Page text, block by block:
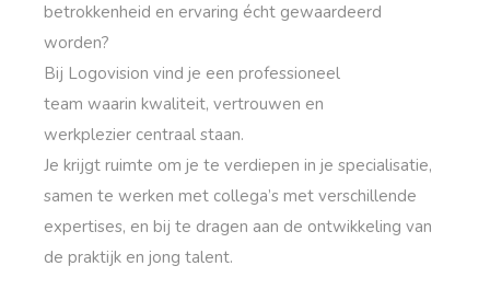
betrokkenheid en ervaring écht gewaardeerd
worden?
Bij Logovision vind je een professioneel
team waarin kwaliteit, vertrouwen en
werkplezier centraal staan.
Je krijgt ruimte om je te verdiepen in je specialisatie,
samen te werken met collega’s met verschillende
expertises, en bij te dragen aan de ontwikkeling van
de praktijk en jong talent.